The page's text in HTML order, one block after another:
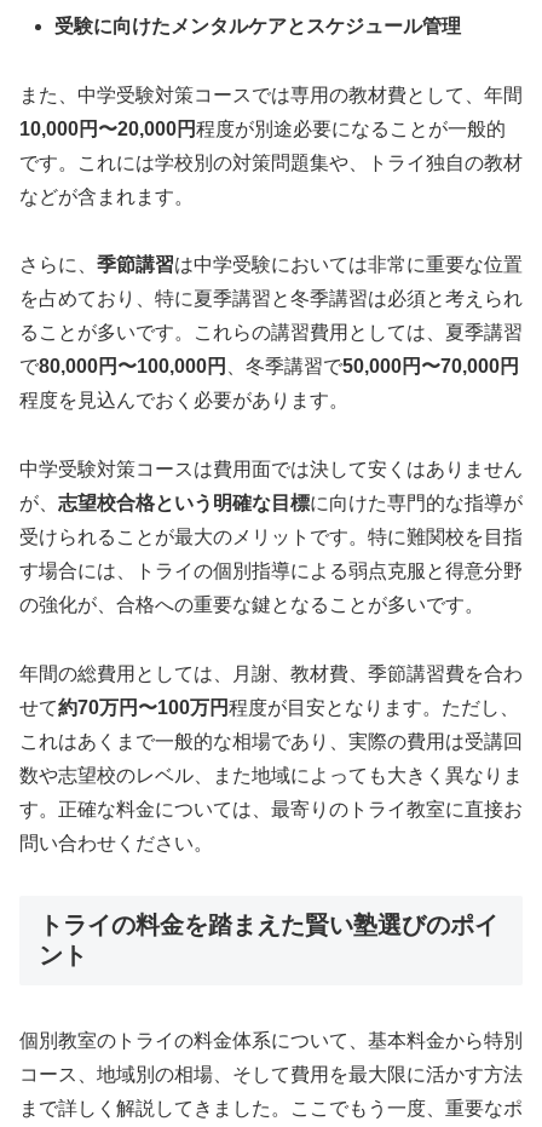
受験に向けたメンタルケアとスケジュール管理
また、中学受験対策コースでは専用の教材費として、年間
10,000円〜20,000円程度が別途必要になることが一般的
です。これには学校別の対策問題集や、トライ独自の教材
などが含まれます。
さらに、 季節講習は中学受験においては非常に重要な位置
を占めており、特に夏季講習と冬季講習は必須と考えられ
ることが多いです。これらの講習費用としては、夏季講習
で80,000円〜100,000円 、冬季講習で50,000円〜70,000円
程度を見込んでおく必要があります。
中学受験対策コースは費用面では決して安くはありません
が、 志望校合格という明確な目標に向けた専門的な指導が
受けられることが最大のメリットです。特に難関校を目指
す場合には、トライの個別指導による弱点克服と得意分野
の強化が、合格への重要な鍵となることが多いです。
年間の総費用としては、月謝、教材費、季節講習費を合わ
せて約70万円〜100万円程度が目安となります。ただし、
これはあくまで一般的な相場であり、実際の費用は受講回
数や志望校のレベル、また地域によっても大きく異なりま
す。正確な料金については、最寄りのトライ教室に直接お
問い合わせください。
トライの料金を踏まえた賢い塾選びのポイ
ント
個別教室のトライの料金体系について、基本料金から特別
コース、地域別の相場、そして費用を最大限に活かす方法
まで詳しく解説してきました。ここでもう一度、重要なポ